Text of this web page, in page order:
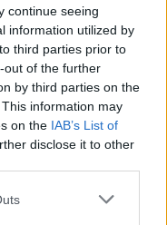
continue seeing
information utilized by
third parties prior to
out of the further
by third parties on the
information may
on the IAB’s List of
disclose it to other